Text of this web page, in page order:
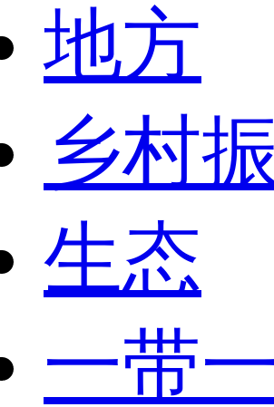
地方
乡村
生态
一带